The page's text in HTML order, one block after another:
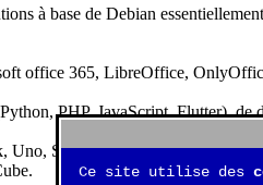
à base de Debian
office 365, LibreOffice,
PHP, JavaScript, Flutter),
Uno, Scrabble...), mais aussi
Ce site utilise des